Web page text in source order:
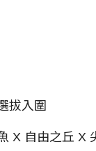
拔入圍
X 自由之丘 X